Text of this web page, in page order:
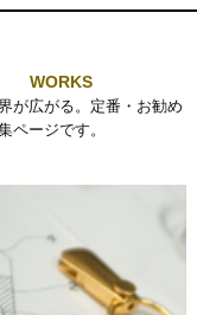
WORKS
が広がる。定番・お勧め
ページです。